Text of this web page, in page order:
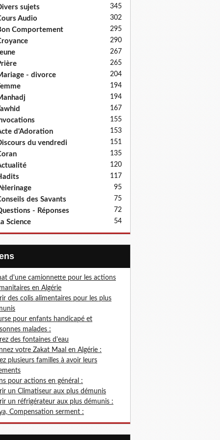
sujets 345
Audio 302
Comportement 295
290
267
265
- divorce 204
194
194
167
155
d'Adoration 153
du vendredi 151
135
120
117
95
des Savants 75
- Réponses 72
Science 54
d'une camionnette pour les actions
en Algérie
des colis alimentaires pour les plus
pour enfants handicapé et
malades :
des fontaines d'eau
votre Zakat Maal en Algérie :
plusieurs familles à avoir leurs
pour actions en général :
un Climatiseur aux plus démunis
un réfrigérateur aux plus démunis :
Compensation serment :